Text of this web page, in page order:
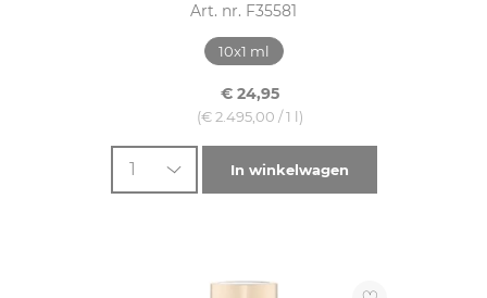
Art. nr. F35581
10x1 ml
€ 24,95
(€ 2.495,00 / 1 l)
1 In winkelwagen